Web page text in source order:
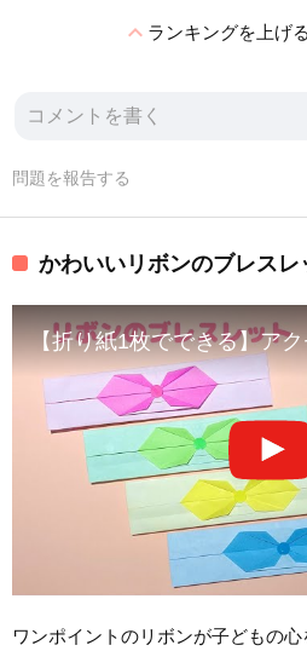
expand_lessランキングを上げる
問題を報告する
かわいいリボンのブレスレ
【折り紙1枚でできる】ア
ワンポイントのリボンが子どもの